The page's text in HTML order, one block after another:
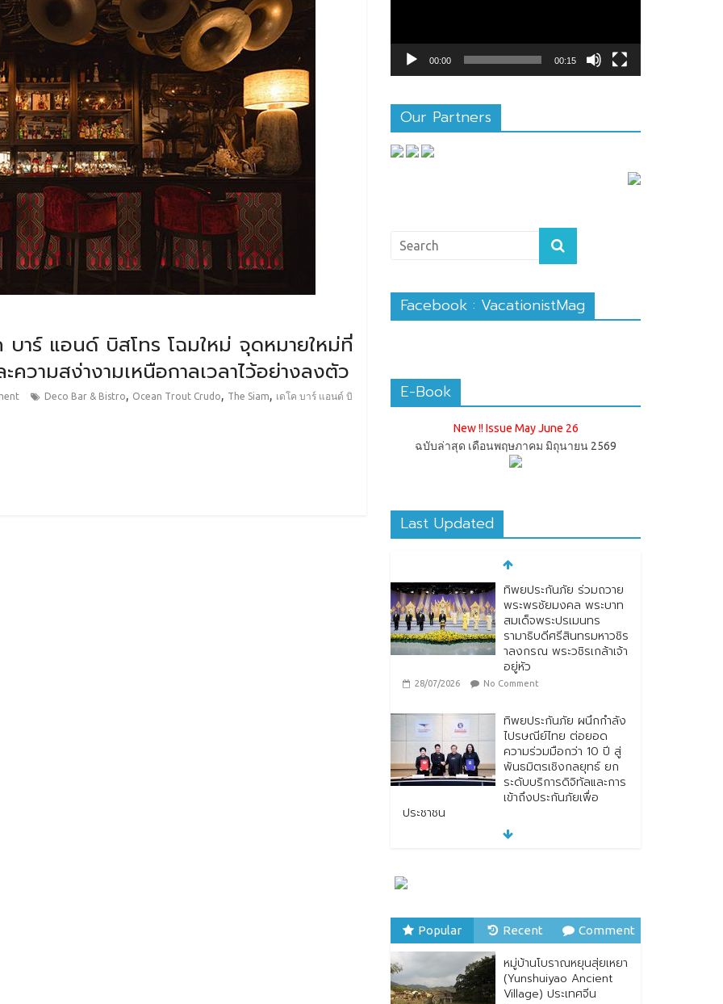
บาร์ แอนด์ บิสโทร โฉมใหม่ จุดหมายใหม่ที่
วามสง่างามเหนือกาลเวลาไว้อย่างลงตัว
Deco Bar & Bistro, Ocean Trout Crudo, The Siam, เดโค บาร์ แอนด์ บิ
00:00 00:15
Our Partners
Facebook : VacationistMag
E-Book
New !! Issue May June 26
ฉบับล่าสุด เดือนพฤษภาคม มิถุนายน 2569
Last Updated
ทิพยประกันภัย ร่วมถวาย
พระพรชัยมงคล พระบาท
สมเด็จพระปรเมนทร
รามาธิบดีศรีสินทรมหาวชิร
าลงกรณ พระวชิรเกล้าเจ้า
อยู่หัว
28/07/2026 No Comment
ทิพยประกันภัย ผนึกกำลัง
ไปรษณีย์ไทย ต่อยอด
ความร่วมมือกว่า 10 ปี สู่
พันธมิตรเชิงกลยุทธ์ ยก
ระดับบริการดิจิทัลและการ
เข้าถึงประกันภัยเพื่อ
ประชาชน
No Comment
หมู่บ้านโบราณหยุนสุ่ยเหยา
(Yunshuiyao Ancient
Village) ประเทศจีน
Popular Recent Comment
หมู่บ้านโบราณหยุนสุ่ยเหยา
(Yunshuiyao Ancient
Village) ประเทศจีน